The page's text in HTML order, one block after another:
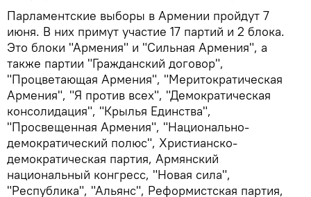
Парламентские выборы в Армении пройдут 7
июня. В них примут участие 17 партий и 2 блока.
Это блоки "Армения" и "Сильная Армения", а
также партии "Гражданский договор",
"Процветающая Армения", "Меритократическая
Армения", "Я против всех", "Демократическая
консолидация", "Крылья Единства",
"Просвещенная Армения", "Национально-
демократический полюс", Христианско-
демократическая партия, Армянский
национальный конгресс, "Новая сила",
"Республика", "Альянс", Реформистская партия,